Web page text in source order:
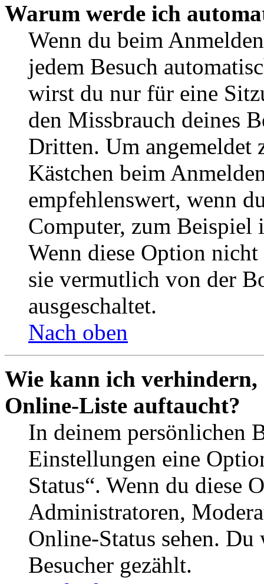
Warum werde ich
Wenn du beim
jedem Besuch
wirst du nur für eine
den Missbrauch deines
Dritten. Um angemeldet
Kästchen beim
empfehlenswert, wenn
Computer, zum Beispiel
Wenn diese Option
sie vermutlich von der
ausgeschaltet.
Nach oben
Wie kann ich verhindern,
Online-Liste auftaucht?
In deinem persönlichen
Einstellungen eine
Status“. Wenn du diese
Administratoren,
Online-Status sehen.
Besucher gezählt.